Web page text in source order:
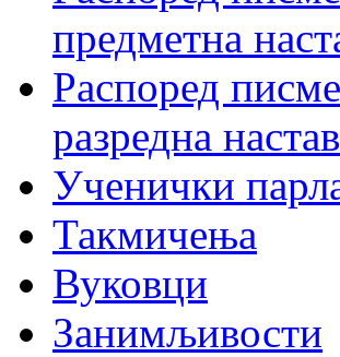
предметна
Распоред
разредна
Ученички
Такмичења
Вуковци
Занимљивости